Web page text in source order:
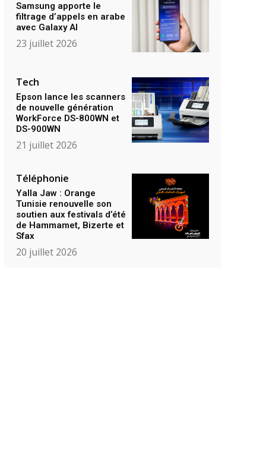
Samsung apporte le
filtrage d’appels en arabe
avec Galaxy AI
23 juillet 2026
Tech
Epson lance les scanners
de nouvelle génération
WorkForce DS-800WN et
DS-900WN
21 juillet 2026
Téléphonie
Yalla Jaw : Orange
Tunisie renouvelle son
soutien aux festivals d’été
de Hammamet, Bizerte et
Sfax
20 juillet 2026